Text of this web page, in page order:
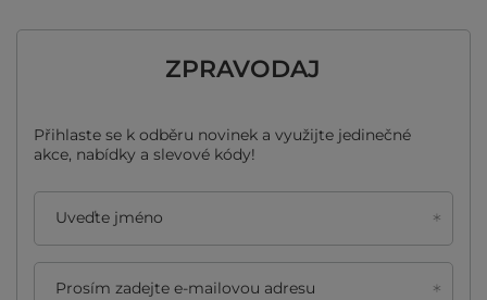
ZPRAVODAJ
Přihlaste se k odběru novinek a využijte jedinečné
akce, nabídky a slevové kódy!
Uveďte jméno
Prosím zadejte e-mailovou adresu